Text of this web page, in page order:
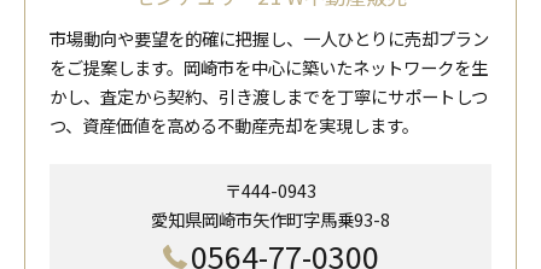
市場動向や要望を的確に把握し、一人ひとりに売却プラン
をご提案します。岡崎市を中心に築いたネットワークを生
かし、査定から契約、引き渡しまでを丁寧にサポートしつ
つ、資産価値を高める不動産売却を実現します。
〒444-0943
愛知県岡崎市矢作町字馬乗93-8
0564-77-0300